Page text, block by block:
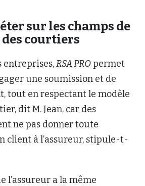
sur les champs de
des courtiers
entreprises,RSA PROpermet
une soumission et de
tout en respectant le modèle
dit M. Jean, car des
ne pas donner toute
client à l’assureur, stipule-t-
l’assureur a la même